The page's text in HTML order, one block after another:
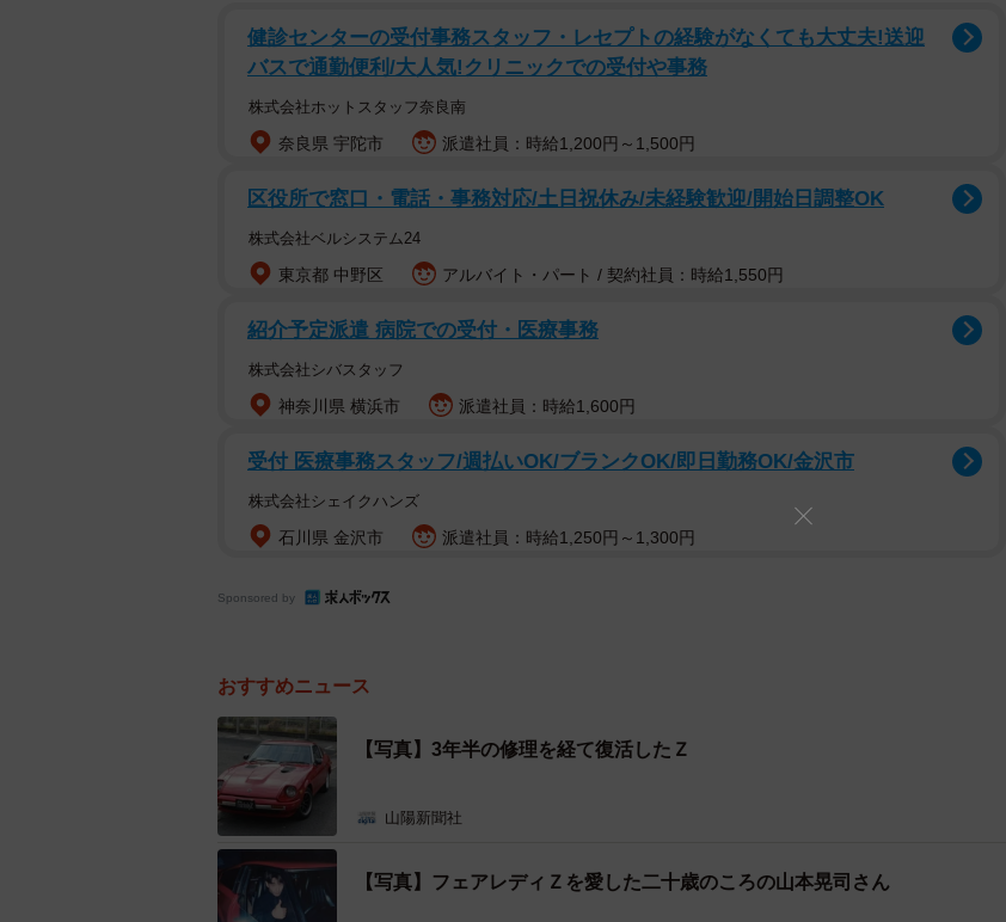
健診センターの受付事務スタッフ・レセプトの経験がなくても大丈夫!送迎
バスで通勤便利/大人気!クリニックでの受付や事務
株式会社ホットスタッフ奈良南
奈良県 宇陀市 派遣社員：時給1,200円～1,500円
区役所で窓口・電話・事務対応/土日祝休み/未経験歓迎/開始日調整OK
株式会社ベルシステム24
東京都 中野区 アルバイト・パート / 契約社員：時給1,550円
紹介予定派遣 病院での受付・医療事務
株式会社シバスタッフ
神奈川県 横浜市 派遣社員：時給1,600円
受付 医療事務スタッフ/週払いOK/ブランクOK/即日勤務OK/金沢市
株式会社シェイクハンズ
石川県 金沢市 派遣社員：時給1,250円～1,300円
Sponsored by
おすすめニュース
【写真】3年半の修理を経て復活したＺ
山陽新聞社
【写真】フェアレディＺを愛した二十歳のころの山本晃司さん